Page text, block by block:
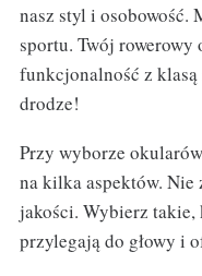
nasz styl i osobowość.
sportu. Twój rowerowy
funkcjonalność z
drodze!
Przy wyborze
na kilka aspektów.
jakości. Wybierz takie,
przylegają do głowy i